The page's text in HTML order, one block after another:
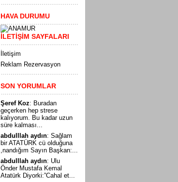
HAVA DURUMU
İLETİŞİM SAYFALARI
İletişim
Reklam Rezervasyon
SON YORUMLAR
Şeref Koz: Buradan
geçerken hep strese
kalıyorum. Bu kadar uzun
süre kalması...
abdulllah aydın: Sağlam
bir ATATÜRK cü olduğuna
,nandığım Sayın Başkan:...
abdulllah aydın: Ulu
Önder Mustafa Kemal
Atatürk Diyorki:”Cahal et...